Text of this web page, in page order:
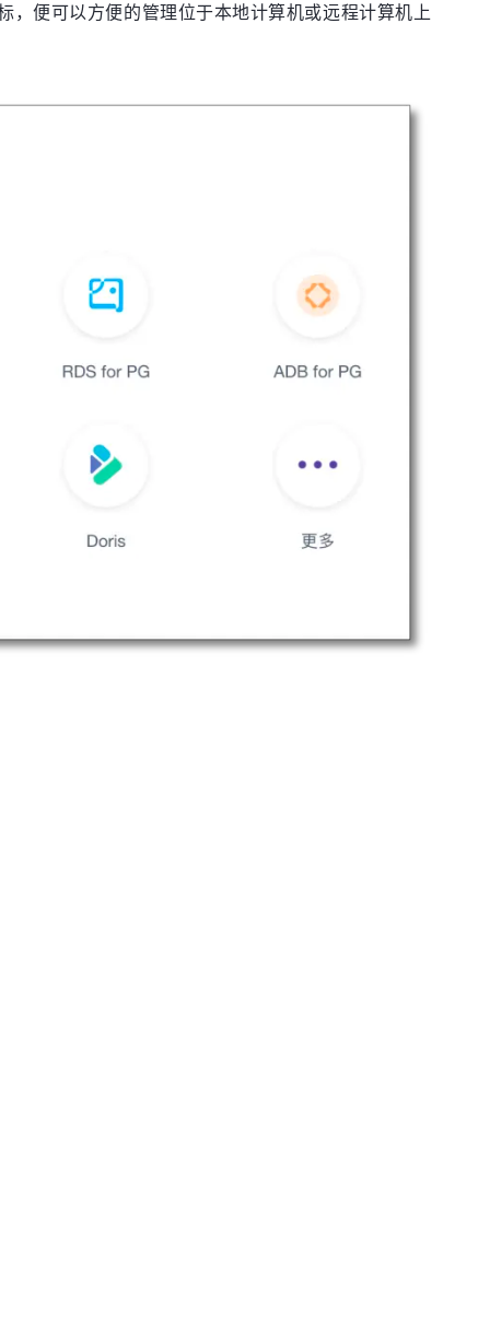
，便可以方便的管理位于本地计算机或远程计算机上